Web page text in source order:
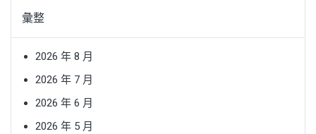
彙整
2026 年 8 月
2026 年 7 月
2026 年 6 月
2026 年 5 月